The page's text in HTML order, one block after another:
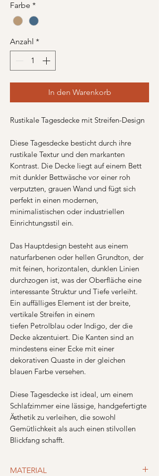
Farbe *
Anzahl *
In den Warenkorb
Rustikale Tagesdecke mit Streifen-Design
Diese Tagesdecke besticht durch ihre
rustikale Textur und den markanten
Kontrast. Die Decke liegt auf einem Bett
mit dunkler Bettwäsche vor einer roh
verputzten, grauen Wand und fügt sich
perfekt in einen modernen,
minimalistischen oder industriellen
Einrichtungsstil ein.
Das Hauptdesign besteht aus einem
naturfarbenen oder hellen Grundton, der
mit feinen, horizontalen, dunklen Linien
durchzogen ist, was der Oberfläche eine
interessante Struktur und Tiefe verleiht.
Ein auffälliges Element ist der breite,
vertikale Streifen in einem
tiefen Petrolblau oder Indigo, der die
Decke akzentuiert. Die Kanten sind an
mindestens einer Ecke mit einer
dekorativen Quaste in der gleichen
blauen Farbe versehen.
Diese Tagesdecke ist ideal, um einem
Schlafzimmer eine lässige, handgefertigte
Ästhetik zu verleihen, die sowohl
Gemütlichkeit als auch einen stilvollen
Blickfang schafft.
MATERIAL